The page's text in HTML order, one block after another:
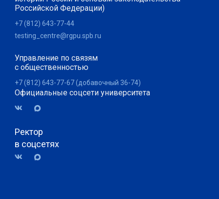
Российской Федерации)
+7 (812) 643-77-44
testing_centre@rgpu.spb.ru
Управление по связям
с общественностью
+7 (812) 643-77-67 (добавочный 36-74)
Официальные соцсети университета
Ректор
в соцсетях